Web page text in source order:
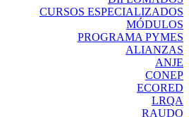
CURSOS ESPECIALIZADOS
MÓDULOS
PROGRAMA PYMES
ALIANZAS
ANJE
CONEP
ECORED
LRQA
RAUDO